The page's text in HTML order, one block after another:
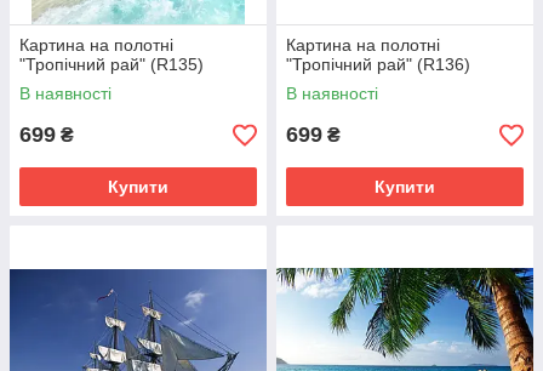
Картина на полотні
"Тропічний рай" (R135)
В наявності
699 ₴
Купити
Картина на полотні
"Тропічний рай" (R136)
В наявності
699 ₴
Купити